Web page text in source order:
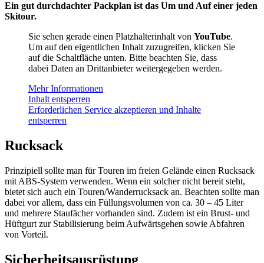
Ein gut durchdachter Packplan ist das Um und Auf einer jeden
Skitour.
Sie sehen gerade einen Platzhalterinhalt von YouTube.
Um auf den eigentlichen Inhalt zuzugreifen, klicken Sie
auf die Schaltfläche unten. Bitte beachten Sie, dass
dabei Daten an Drittanbieter weitergegeben werden.
Mehr Informationen
Inhalt entsperren
Erforderlichen Service akzeptieren und Inhalte
entsperren
Rucksack
Prinzipiell sollte man für Touren im freien Gelände einen Rucksack
mit ABS-System verwenden. Wenn ein solcher nicht bereit steht,
bietet sich auch ein Touren/Wanderrucksack an. Beachten sollte man
dabei vor allem, dass ein Füllungsvolumen von ca. 30 – 45 Liter
und mehrere Staufächer vorhanden sind. Zudem ist ein Brust- und
Hüftgurt zur Stabilisierung beim Aufwärtsgehen sowie Abfahren
von Vorteil.
Sicherheitsausrüstung